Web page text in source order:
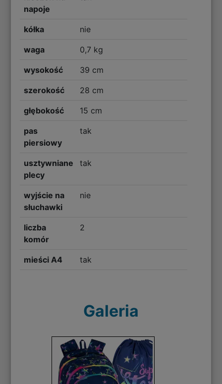
napoje
kółka nie
waga 0,7 kg
wysokość 39 cm
szerokość 28 cm
głębokość 15 cm
pas
piersiowy
tak
usztywniane
plecy
tak
wyjście na
słuchawki
nie
liczba
komór
2
mieści A4 tak
Galeria